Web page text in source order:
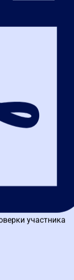
алгоритмы,
мы
ФЗ
на
актуальные
успешную
закупок
школу
материалам и
участника